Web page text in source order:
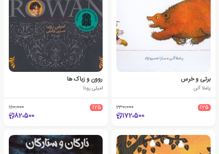
برتی و خرس
پاملا آلن
٪25 230،000
172،500
روون و زباک ها
امیلی رودا
٪25 110،000
82،500